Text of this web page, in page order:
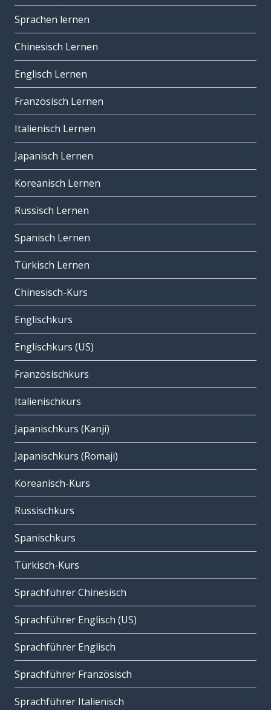
Sprachen lernen
Chinesisch Lernen
Englisch Lernen
Französisch Lernen
Italienisch Lernen
Japanisch Lernen
Koreanisch Lernen
Russisch Lernen
Spanisch Lernen
Türkisch Lernen
Chinesisch-Kurs
Englischkurs
Englischkurs (US)
Französischkurs
Italienischkurs
Japanischkurs (Kanji)
Japanischkurs (Romaji)
Koreanisch-Kurs
Russischkurs
Spanischkurs
Türkisch-Kurs
Sprachführer Chinesisch
Sprachführer Englisch (US)
Sprachführer Englisch
Sprachführer Französisch
Sprachführer Italienisch